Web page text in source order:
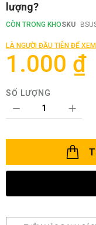
phần
đầu
của
thư
viện
hình
lượng?
CÒN TRONG KHOSKU
LÀ NGƯỜI ĐẦU TIÊN ĐỂ
1.000 ₫
SỐ LƯỢNG